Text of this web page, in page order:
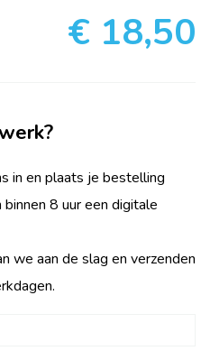
€ 18,50
in en plaats je bestelling
8 uur een digitale
we aan de slag en verzenden